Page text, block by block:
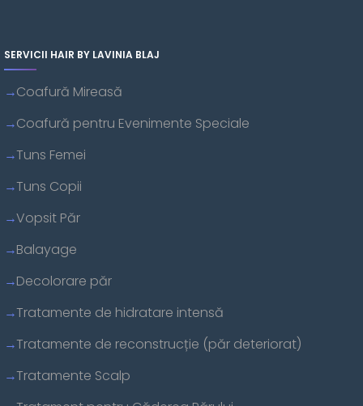
SERVICII HAIR BY LAVINIA BLAJ
Coafură Mireasă
Coafură pentru Evenimente Speciale
Tuns Femei
Tuns Copii
Vopsit Păr
Balayage
Decolorare păr
Tratamente de hidratare intensă
Tratamente de reconstrucție (păr deteriorat)
Tratamente Scalp